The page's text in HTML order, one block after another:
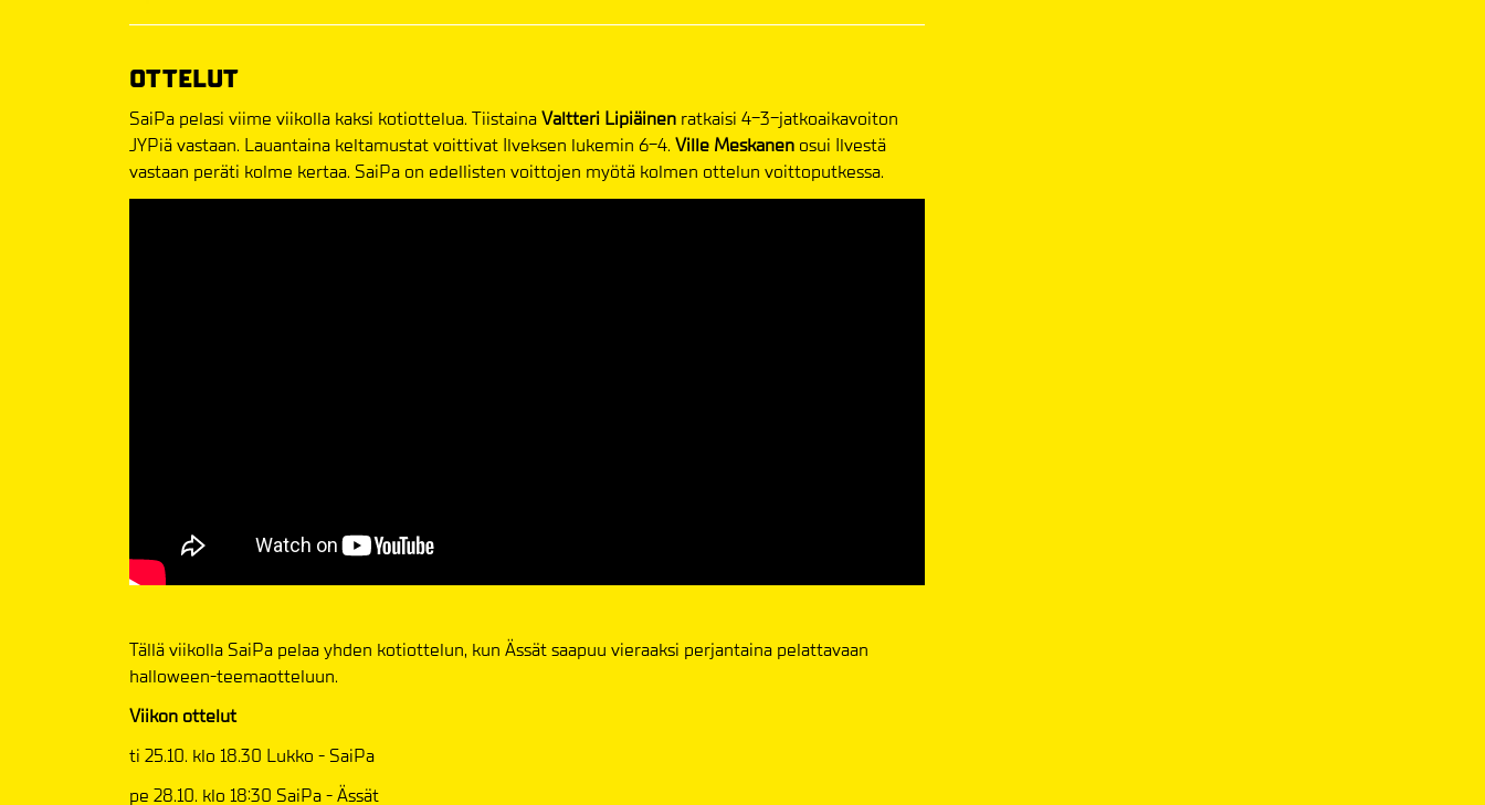
OTTELUT
SaiPa pelasi viime viikolla kaksi kotiottelua. TiistainaValtteri Lipiäinen ratkaisi 4-3-jatkoaikavoiton
JYPiä vastaan. Lauantaina keltamustat voittivat Ilveksen lukemin 6-4. Ville Meskanen osui Ilvestä
vastaan peräti kolme kertaa. SaiPa on edellisten voittojen myötä kolmen ottelun voittoputkessa.
Tällä viikolla SaiPa pelaa yhden kotiottelun, kun Ässät saapuu vieraaksi perjantaina pelattavaan
halloween-teemaotteluun.
Viikon ottelut
ti 25.10. klo 18.30 Lukko - SaiPa
pe 28.10. klo 18:30 SaiPa - Ässät